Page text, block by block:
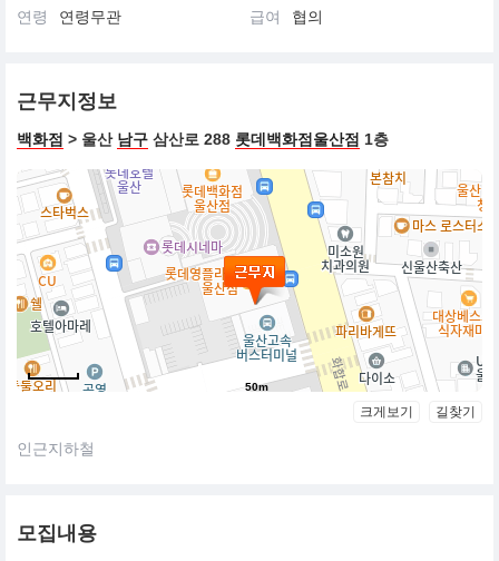
연령
연령무관 급여 협의
근무지정보
백화점 > 울산 남구 삼산로 288 롯데백화점울산점 1층
50m
크게보기 길찾기
인근지하철
모집내용